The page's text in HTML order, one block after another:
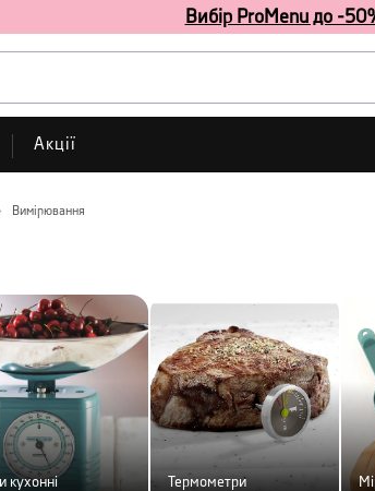
Вибір ProMenu до -
Акції
Вимірювання
кухонні Термометри